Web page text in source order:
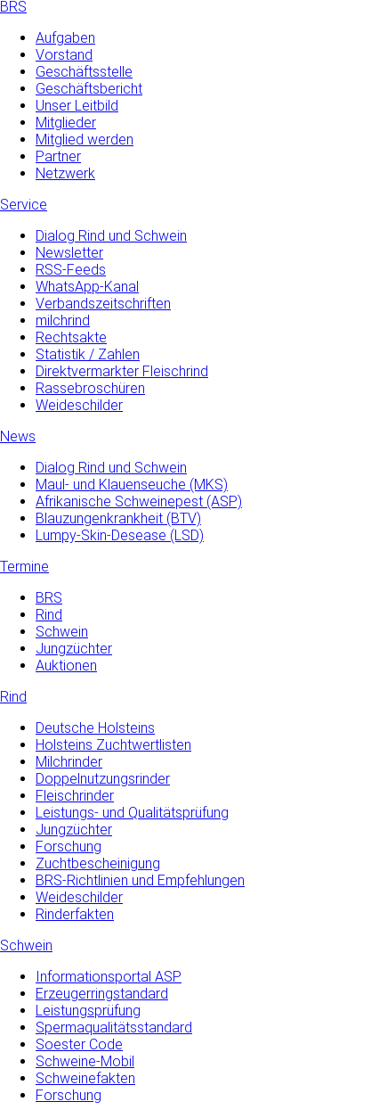
BRS
Aufgaben
Vorstand
Geschäftsstelle
Geschäftsbericht
Unser Leitbild
Mitglieder
Mitglied werden
Partner
Netzwerk
Service
Dialog Rind und Schwein
Newsletter
RSS-Feeds
WhatsApp-Kanal
Verbandszeitschriften
milchrind
Rechtsakte
Statistik / Zahlen
Direktvermarkter Fleischrind
Rassebroschüren
Weideschilder
News
Dialog Rind und Schwein
Maul- und­ Klauenseuche­ (MKS)
Afrikanische Schweinepest (ASP)
Blauzungenkrankheit (BTV)
Lumpy-Skin-Desease (LSD)
Termine
BRS
Rind
Schwein
Jungzüchter
Auktionen
Rind
Deutsche Holsteins
Holsteins Zuchtwertlisten
Milchrinder
Doppelnutzungsrinder
Fleischrinder
Leistungs- und Qualitätsprüfung
Jungzüchter
Forschung
Zuchtbescheinigung
BRS-Richtlinien und Empfehlungen
Weideschilder
Rinderfakten
Schwein
Informationsportal ASP
Erzeugerringstandard
Leistungsprüfung
Spermaqualitätsstandard
Soester Code
Schweine-Mobil
Schweinefakten
Forschung